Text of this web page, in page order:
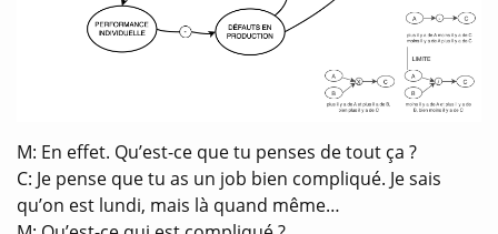
M: En effet. Qu’est-ce que tu penses de tout ça ?
C: Je pense que tu as un job bien compliqué. Je sais
qu’on est lundi, mais là quand même…